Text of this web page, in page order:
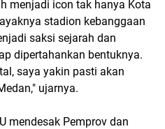
menjadi icon tak hanya Kota
stadion kebanggaan
saksi sejarah dan
dipertahankan bentuknya.
saya yakin pasti akan
ujarnya.
mendesak Pemprov dan